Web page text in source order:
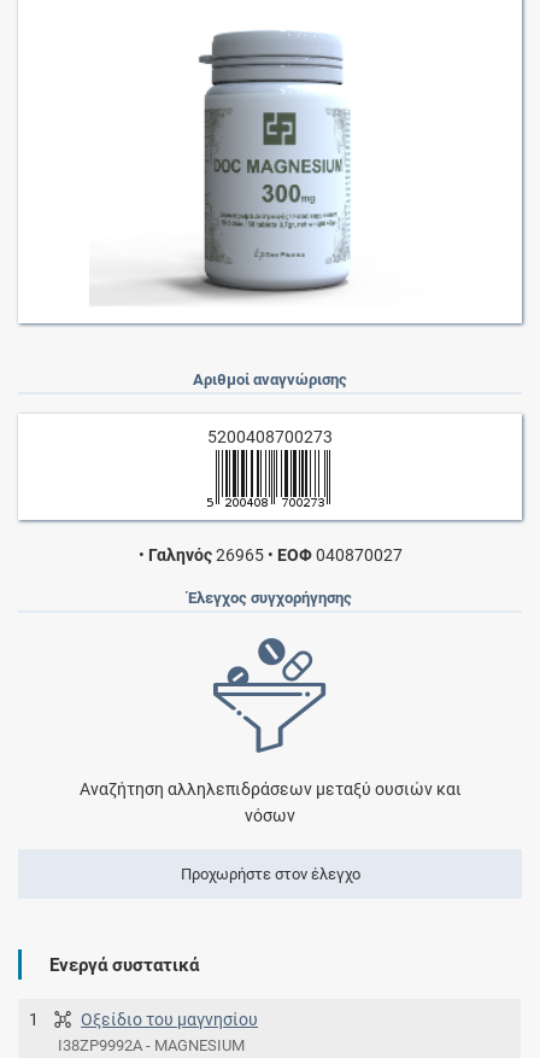
Αριθμοί αναγνώρισης
5200408700273
• Γαληνός26965 • ΕΟΦ040870027
Έλεγχος συγχορήγησης
Αναζήτηση αλληλεπιδράσεων μεταξύ ουσιών και
νόσων
Προχωρήστε στον έλεγχο
Ενεργά συστατικά
1 Οξείδιο του μαγνησίου
I38ZP9992A - MAGNESIUM